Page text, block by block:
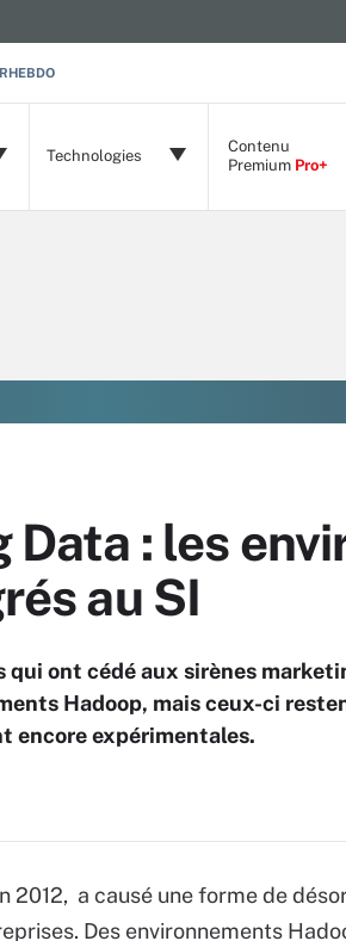
Technologies
Contenu
Premium Pro+
Data : les
au SI
ont cédé aux sirènes
Hadoop, mais ceux-ci
encore expérimentales.
2012, a causé une forme de
Des environnements